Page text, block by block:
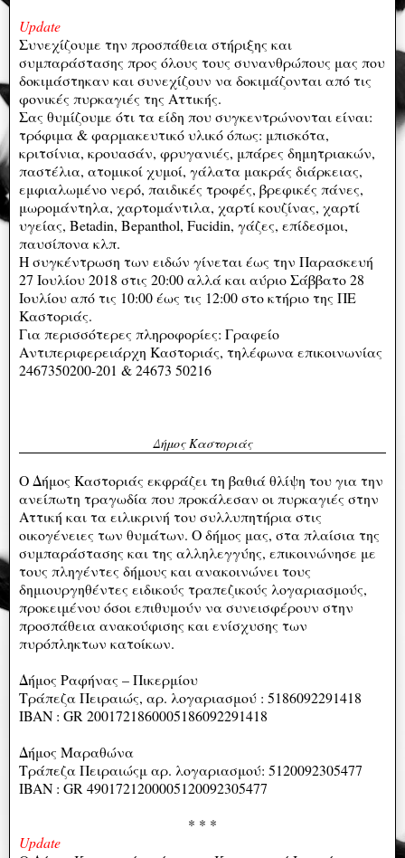
Update
Συνεχίζουμε την προσπάθεια στήριξης και
συμπαράστασης προς όλους τους συνανθρώπους μας που
δοκιμάστηκαν και συνεχίζουν να δοκιμάζονται από τις
φονικές πυρκαγιές της Αττικής.
Σας θυμίζουμε ότι τα είδη που συγκεντρώνονται είναι:
τρόφιμα & φαρμακευτικό υλικό όπως: μπισκότα,
κριτσίνια, κρουασάν, φρυγανιές, μπάρες δημητριακών,
παστέλια, ατομικοί χυμοί, γάλατα μακράς διάρκειας,
εμφιαλωμένο νερό, παιδικές τροφές, βρεφικές πάνες,
μωρομάντηλα, χαρτομάντιλα, χαρτί κουζίνας, χαρτί
υγείας, Betadin, Bepanthol, Fucidin, γάζες, επίδεσμοι,
παυσίπονα κλπ.
Η συγκέντρωση των ειδών γίνεται έως την Παρασκευή
27 Ιουλίου 2018 στις 20:00 αλλά και αύριο Σάββατο 28
Ιουλίου από τις 10:00 έως τις 12:00 στο κτήριο της ΠΕ
Καστοριάς.
Για περισσότερες πληροφορίες: Γραφείο
Αντιπεριφερειάρχη Καστοριάς, τηλέφωνα επικοινωνίας
2467350200-201 & 24673 50216
Δήμος Καστοριάς
Ο Δήμος Καστοριάς εκφράζει τη βαθιά θλίψη του για την
ανείπωτη τραγωδία που προκάλεσαν οι πυρκαγιές στην
Αττική και τα ειλικρινή του συλλυπητήρια στις
οικογένειες των θυμάτων. Ο δήμος μας, στα πλαίσια της
συμπαράστασης και της αλληλεγγύης, επικοινώνησε με
τους πληγέντες δήμους και ανακοινώνει τους
δημιουργηθέντες ειδικούς τραπεζικούς λογαριασμούς,
προκειμένου όσοι επιθυμούν να συνεισφέρουν στην
προσπάθεια ανακούφισης και ενίσχυσης των
πυρόπληκτων κατοίκων.
Δήμος Ραφήνας – Πικερμίου
Τράπεζα Πειραιώς, αρ. λογαριασμού : 5186092291418
IBAN : GR 2001721860005186092291418
Δήμος Μαραθώνα
Τράπεζα Πειραιώςμ αρ. λογαριασμού: 5120092305477
IBAN : GR 4901721200005120092305477
* * *
Update